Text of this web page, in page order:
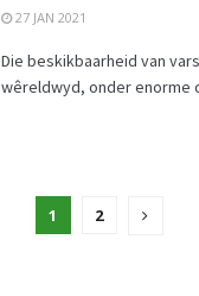
27 JAN 2021
Die beskikbaarheid van
wêreldwyd, onder enorme
1 2